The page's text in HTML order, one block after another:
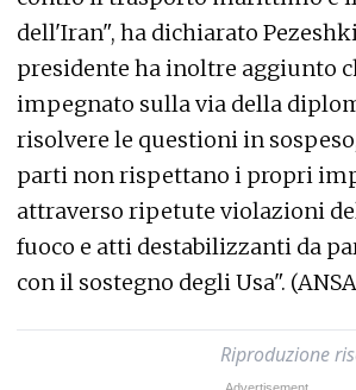
dell'Iran", ha dichiarato
presidente ha inoltre aggiunto
impegnato sulla via della
risolvere le questioni in
parti non rispettano i propri
attraverso ripetute violazioni
fuoco e atti destabilizzanti da
con il sostegno degli Usa".
Riproduzione